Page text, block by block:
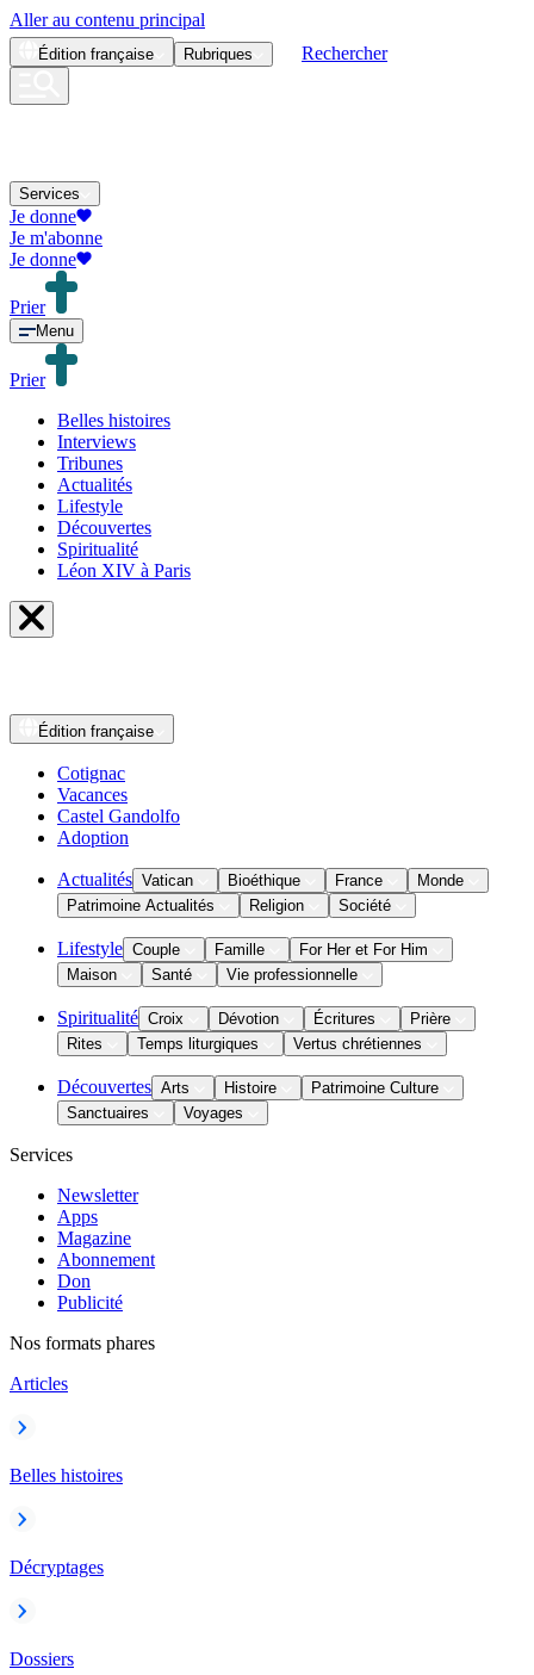
Aller au contenu principal
Édition française Rubriques Rechercher
Services
Je donne
Je m'abonne
Je donne
Prier
Menu
Prier
Belles histoires
Interviews
Tribunes
Actualités
Lifestyle
Découvertes
Spiritualité
Léon XIV à Paris
Édition française
Cotignac
Vacances
Castel Gandolfo
Adoption
Actualités Vatican Bioéthique France
Monde
Patrimoine Actualités
Religion Société
Lifestyle Couple Famille
For Her et For Him
Maison
Santé Vie professionnelle
Spiritualité Croix Dévotion Écritures
Prière
Rites
Temps liturgiques Vertus chrétiennes
Découvertes Arts Histoire
Patrimoine Culture
Sanctuaires
Voyages
Services
Newsletter
Apps
Magazine
Abonnement
Don
Publicité
Nos formats phares
Articles
Belles histoires
Décryptages
Dossiers